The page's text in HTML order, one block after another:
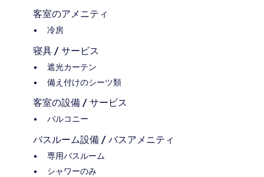
客室のアメニティ
冷房
寝具 / サービス
遮光カーテン
備え付けのシーツ類
客室の設備 / サービス
バルコニー
バスルーム設備 / バスアメニティ
専用バスルーム
シャワーのみ